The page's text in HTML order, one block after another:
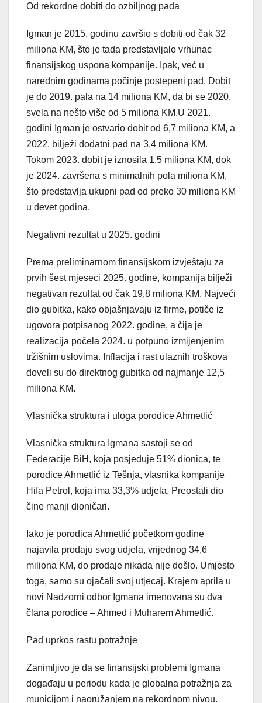
Od rekordne dobiti do ozbiljnog pada
Igman je 2015. godinu završio s dobiti od čak 32
miliona KM, što je tada predstavljalo vrhunac
finansijskog uspona kompanije. Ipak, već u
narednim godinama počinje postepeni pad. Dobit
je do 2019. pala na 14 miliona KM, da bi se 2020.
svela na nešto više od 5 miliona KM.U 2021.
godini Igman je ostvario dobit od 6,7 miliona KM, a
2022. bilježi dodatni pad na 3,4 miliona KM.
Tokom 2023. dobit je iznosila 1,5 miliona KM, dok
je 2024. završena s minimalnih pola miliona KM,
što predstavlja ukupni pad od preko 30 miliona KM
u devet godina.
Negativni rezultat u 2025. godini
Prema preliminarnom finansijskom izvještaju za
prvih šest mjeseci 2025. godine, kompanija bilježi
negativan rezultat od čak 19,8 miliona KM. Najveći
dio gubitka, kako objašnjavaju iz firme, potiče iz
ugovora potpisanog 2022. godine, a čija je
realizacija počela 2024. u potpuno izmijenjenim
tržišnim uslovima. Inflacija i rast ulaznih troškova
doveli su do direktnog gubitka od najmanje 12,5
miliona KM.
Vlasnička struktura i uloga porodice Ahmetlić
Vlasnička struktura Igmana sastoji se od
Federacije BiH, koja posjeduje 51% dionica, te
porodice Ahmetlić iz Tešnja, vlasnika kompanije
Hifa Petrol, koja ima 33,3% udjela. Preostali dio
čine manji dioničari.
Iako je porodica Ahmetlić početkom godine
najavila prodaju svog udjela, vrijednog 34,6
miliona KM, do prodaje nikada nije došlo. Umjesto
toga, samo su ojačali svoj utjecaj. Krajem aprila u
novi Nadzorni odbor Igmana imenovana su dva
člana porodice – Ahmed i Muharem Ahmetlić.
Pad uprkos rastu potražnje
Zanimljivo je da se finansijski problemi Igmana
događaju u periodu kada je globalna potražnja za
municijom i naoružanjem na rekordnom nivou.